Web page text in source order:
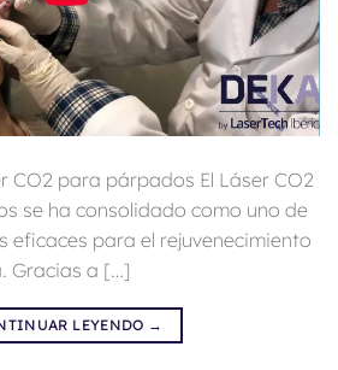
CO2 para párpados El Láser CO2
se ha consolidado como uno de
eficaces para el rejuvenecimiento
Gracias a […]
LEYENDO →